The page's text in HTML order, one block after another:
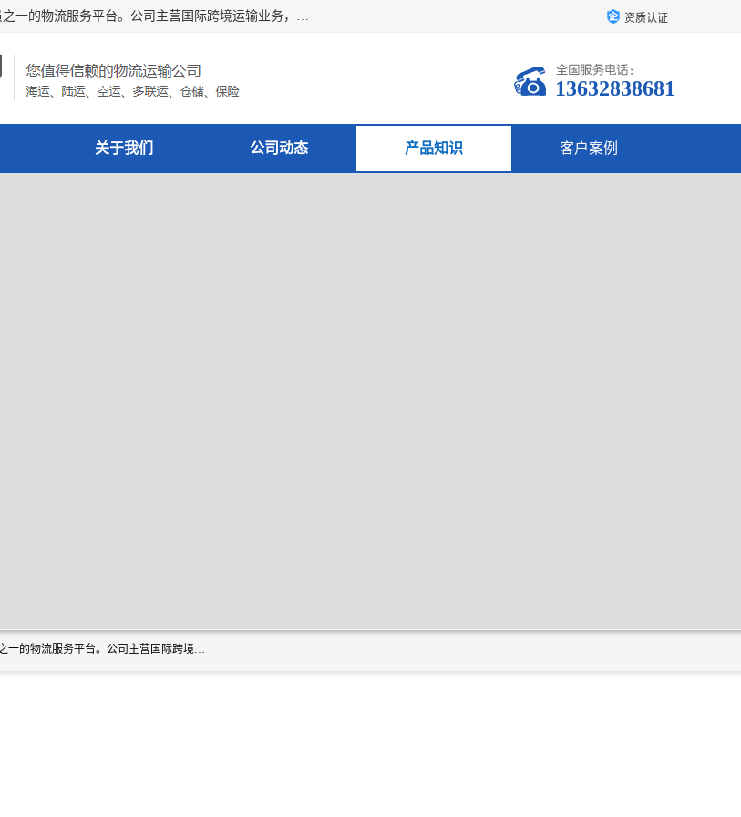
深圳市博冠国际物流有限公司是一家国际化物流公司，致力于打造国际成员之一的物流服务平台。公司主营国际跨境运输业务，提供国际快递、FBA空派专线、国际海空运、国际空运专线、中欧铁路运输等国际海空运、国际快递、国际铁路运输及跨境专线物流等各类进出口运输方面的业务。 资质认证
13632838681
关于我们 公司动态 产品知识 客户案例
深圳市博冠国际物流有限公司是一家国际化物流公司，致力于打造国际成员之一的物流服务平台。公司主营国际跨境运输业务，提供国际快递、FBA空派专线、国际海空运、国际空运专线、中欧铁路运输等国际海空运、国际快递、国际铁路运输及跨境专线物流等各类进出口运输方面的业务。